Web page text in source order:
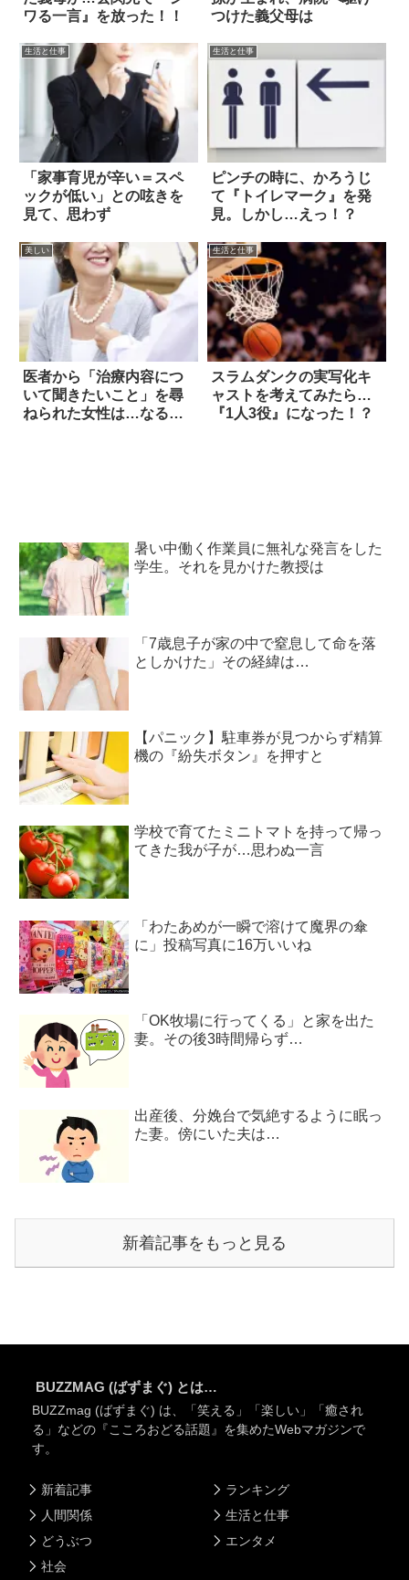
ワる一言』を放った！！
つけた義父母は
生活と仕事
「家事育児が辛い＝スペ
ックが低い」との呟きを
見て、思わず
生活と仕事
ピンチの時に、かろうじ
て『トイレマーク』を発
見。しかし…えっ！？
美しい
医者から「治療内容につ
いて聞きたいこと」を尋
ねられた女性は…なるほ
生活と仕事
スラムダンクの実写化キ
ャストを考えてみたら…
『1人3役』になった！？
暑い中働く作業員に無礼な発言をした
学生。それを見かけた教授は
「7歳息子が家の中で窒息して命を落
としかけた」その経緯は…
【パニック】駐車券が見つからず精算
機の『紛失ボタン』を押すと
学校で育てたミニトマトを持って帰っ
てきた我が子が…思わぬ一言
「わたあめが一瞬で溶けて魔界の傘
に」投稿写真に16万いいね
「OK牧場に行ってくる」と家を出た
妻。その後3時間帰らず…
出産後、分娩台で気絶するように眠っ
た妻。傍にいた夫は…
新着記事をもっと見る
BUZZMAG (ばずまぐ) とは…
BUZZmag (ばずまぐ) は、「笑える」「楽しい」「癒され
る」などの『こころおどる話題』を集めたWebマガジンで
す。
新着記事
人間関係
どうぶつ
社会
ランキング
生活と仕事
エンタメ